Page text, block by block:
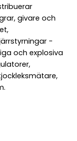
givare och
-
och explosiva